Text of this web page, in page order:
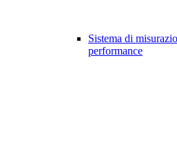
Sistema di
performance